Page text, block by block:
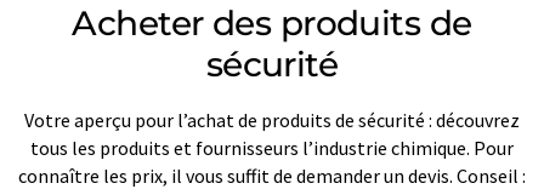
Acheter des produits de
sécurité
Votre aperçu pour l’achat de produits de sécurité : découvrez
tous les produits et fournisseurs l’industrie chimique. Pour
connaître les prix, il vous suffit de demander un devis. Conseil :